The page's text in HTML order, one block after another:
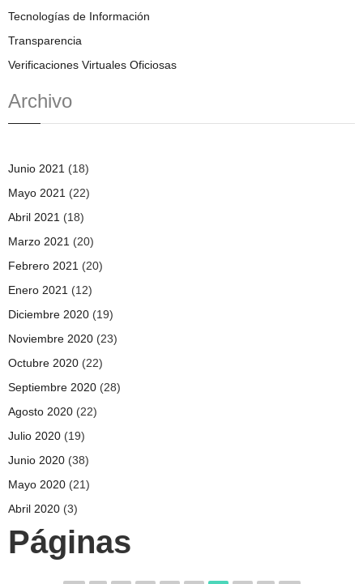
Tecnologías de Información
Transparencia
Verificaciones Virtuales Oficiosas
Archivo
Junio 2021 (18)
Mayo 2021 (22)
Abril 2021 (18)
Marzo 2021 (20)
Febrero 2021 (20)
Enero 2021 (12)
Diciembre 2020 (19)
Noviembre 2020 (23)
Octubre 2020 (22)
Septiembre 2020 (28)
Agosto 2020 (22)
Julio 2020 (19)
Junio 2020 (38)
Mayo 2020 (21)
Abril 2020 (3)
Páginas